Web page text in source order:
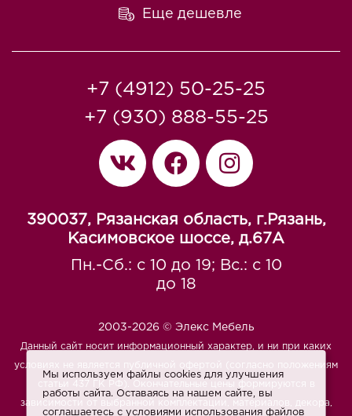
Еще дешевле
+7 (4912) 50-25-25
+7 (930) 888-55-25
390037, Рязанская область, г.Рязань,
Касимовское шоссе, д.67A
Пн.-Сб.: с 10 до 19; Вс.: с 10
до 18
2003-2026 © Элекс Мебель
Данный сайт носит информационный характер, и ни при каких
условиях не является публичной офертой (согласно положениям
статьи 437 ГК РФ). Окончательные цены формируются в
зависимости от выбранной комплектации, материалов, декора,
Мы используем файлы cookies для улучшения
работы сайта. Оставаясь на нашем сайте, вы
соглашаетесь с условиями использования файлов